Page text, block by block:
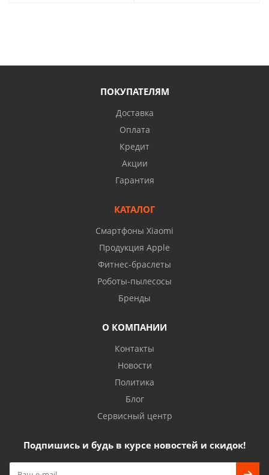
ПОКУПАТЕЛЯМ
Доставка
Оплата
Кредит
Акции
Гарантия
КАТАЛОГ
Смартфоны Xiaomi
Продукция Apple
Фитнес-браслеты
Роботы-пылесосы
Бренды
О КОМПАНИИ
Контакты
Новости
Политика
Блог
Сервисный центр
Подпишись и будь в курсе новостей и скидок!